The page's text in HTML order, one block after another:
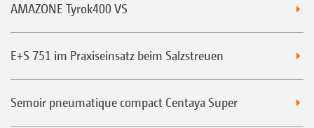
AMAZONE Tyrok400 VS
E+S 751 im Praxiseinsatz beim Salzstreuen
Semoir pneumatique compact Centaya Super